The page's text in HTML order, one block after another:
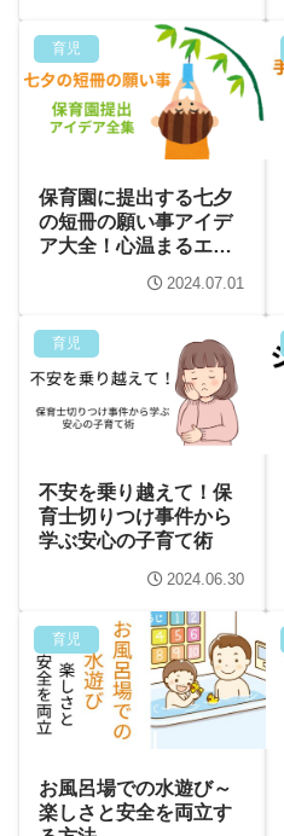
育児
保育園に提出する七夕
の短冊の願い事アイデ
ア大全！心温まるエピ
2024.07.01
育児
不安を乗り越えて！保
育士切りつけ事件から
学ぶ安心の子育て術
2024.06.30
育児
お風呂場での水遊び～
楽しさと安全を両立す